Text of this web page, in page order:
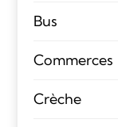
Bus
Commerces
Crèche